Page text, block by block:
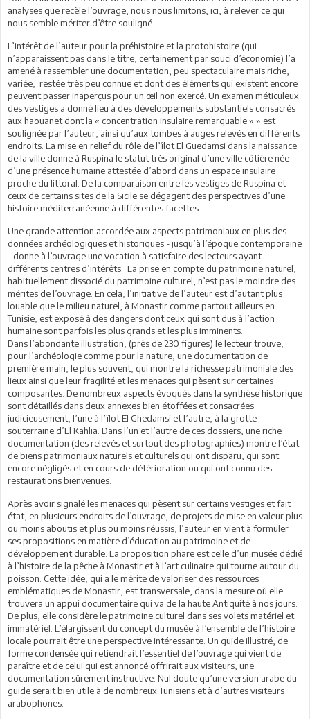
analyses que recèle l’ouvrage, nous nous limitons, ici, à relever ce qui
nous semble mériter d’être souligné.
L’intérêt de l’auteur pour la préhistoire et la protohistoire (qui
n’apparaissent pas dans le titre, certainement par souci d’économie) l’a
amené à rassembler une documentation, peu spectaculaire mais riche,
variée, restée très peu connue et dont des éléments qui existent encore
peuvent passer inaperçus pour un œil non exercé. Un examen méticuleux
des vestiges a donné lieu à des développements substantiels consacrés
aux haouanet dont la « concentration insulaire remarquable » » est
soulignée par l’auteur, ainsi qu’aux tombes à auges relevés en différents
endroits. La mise en relief du rôle de l’îlot El Guedamsi dans la naissance
de la ville donne à Ruspina le statut très original d’une ville côtière née
d’une présence humaine attestée d’abord dans un espace insulaire
proche du littoral. De la comparaison entre les vestiges de Ruspina et
ceux de certains sites de la Sicile se dégagent des perspectives d’une
histoire méditerranéenne à différentes facettes.
Une grande attention accordée aux aspects patrimoniaux en plus des
données archéologiques et historiques - jusqu’à l’époque contemporaine
- donne à l’ouvrage une vocation à satisfaire des lecteurs ayant
différents centres d’intérêts. La prise en compte du patrimoine naturel,
habituellement dissocié du patrimoine culturel, n’est pas le moindre des
mérites de l’ouvrage. En cela, l’initiative de l’auteur est d’autant plus
louable que le milieu naturel, à Monastir comme partout ailleurs en
Tunisie, est exposé à des dangers dont ceux qui sont dus à l’action
humaine sont parfois les plus grands et les plus imminents.
Dans l’abondante illustration, (près de 230 figures) le lecteur trouve,
pour l’archéologie comme pour la nature, une documentation de
première main, le plus souvent, qui montre la richesse patrimoniale des
lieux ainsi que leur fragilité et les menaces qui pèsent sur certaines
composantes. De nombreux aspects évoqués dans la synthèse historique
sont détaillés dans deux annexes bien étoffées et consacrées
judicieusement, l’une à l’îlot El Ghedamsi et l’autre, à la grotte
souterraine d’El Kahlia. Dans l’un et l’autre de ces dossiers, une riche
documentation (des relevés et surtout des photographies) montre l’état
de biens patrimoniaux naturels et culturels qui ont disparu, qui sont
encore négligés et en cours de détérioration ou qui ont connu des
restaurations bienvenues.
Après avoir signalé les menaces qui pèsent sur certains vestiges et fait
état, en plusieurs endroits de l’ouvrage, de projets de mise en valeur plus
ou moins aboutis et plus ou moins réussis, l’auteur en vient à formuler
ses propositions en matière d’éducation au patrimoine et de
développement durable. La proposition phare est celle d’un musée dédié
à l’histoire de la pêche à Monastir et à l’art culinaire qui tourne autour du
poisson. Cette idée, qui a le mérite de valoriser des ressources
emblématiques de Monastir, est transversale, dans la mesure où elle
trouvera un appui documentaire qui va de la haute Antiquité à nos jours.
De plus, elle considère le patrimoine culturel dans ses volets matériel et
immatériel. L’élargissent du concept du musée à l’ensemble de l’histoire
locale pourrait être une perspective intéressante. Un guide illustré, de
forme condensée qui retiendrait l’essentiel de l’ouvrage qui vient de
paraître et de celui qui est annoncé offrirait aux visiteurs, une
documentation sûrement instructive. Nul doute qu’une version arabe du
guide serait bien utile à de nombreux Tunisiens et à d’autres visiteurs
arabophones.